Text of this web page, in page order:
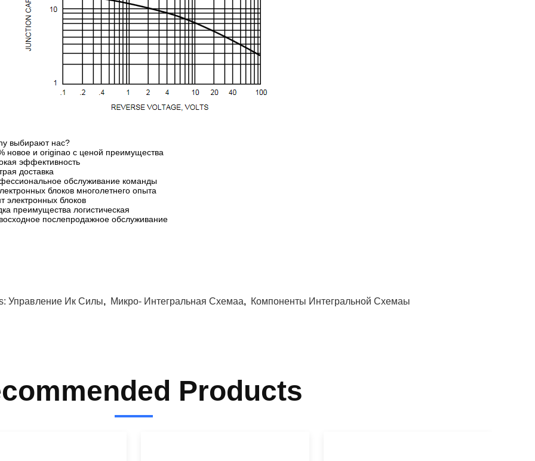
выбирают нас?
новое и originao с ценой преимущества
эффективность
доставка
обслуживание команды
блоков многолетнего опыта
электронных блоков
преимущества логистическая
послепродажное обслуживание
Управление Ик Силы, Микро- Интегральная Схемаа, Компоненты Интегральной Схемаы
Products